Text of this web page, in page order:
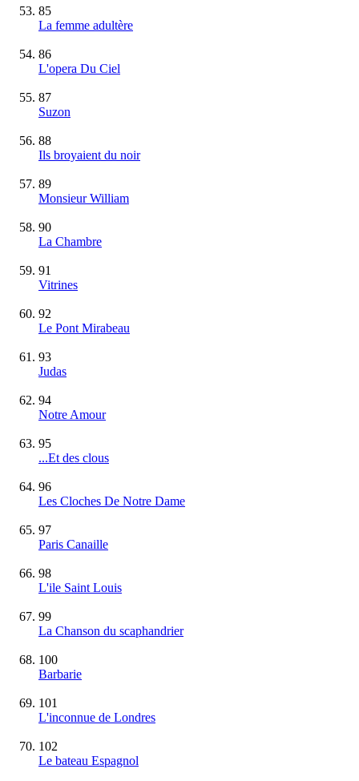
85
La femme adultère
86
L'opera Du Ciel
87
Suzon
88
Ils broyaient du noir
89
Monsieur William
90
La Chambre
91
Vitrines
92
Le Pont Mirabeau
93
Judas
94
Notre Amour
95
...Et des clous
96
Les Cloches De Notre Dame
97
Paris Canaille
98
L'ile Saint Louis
99
La Chanson du scaphandrier
100
Barbarie
101
L'inconnue de Londres
102
Le bateau Espagnol